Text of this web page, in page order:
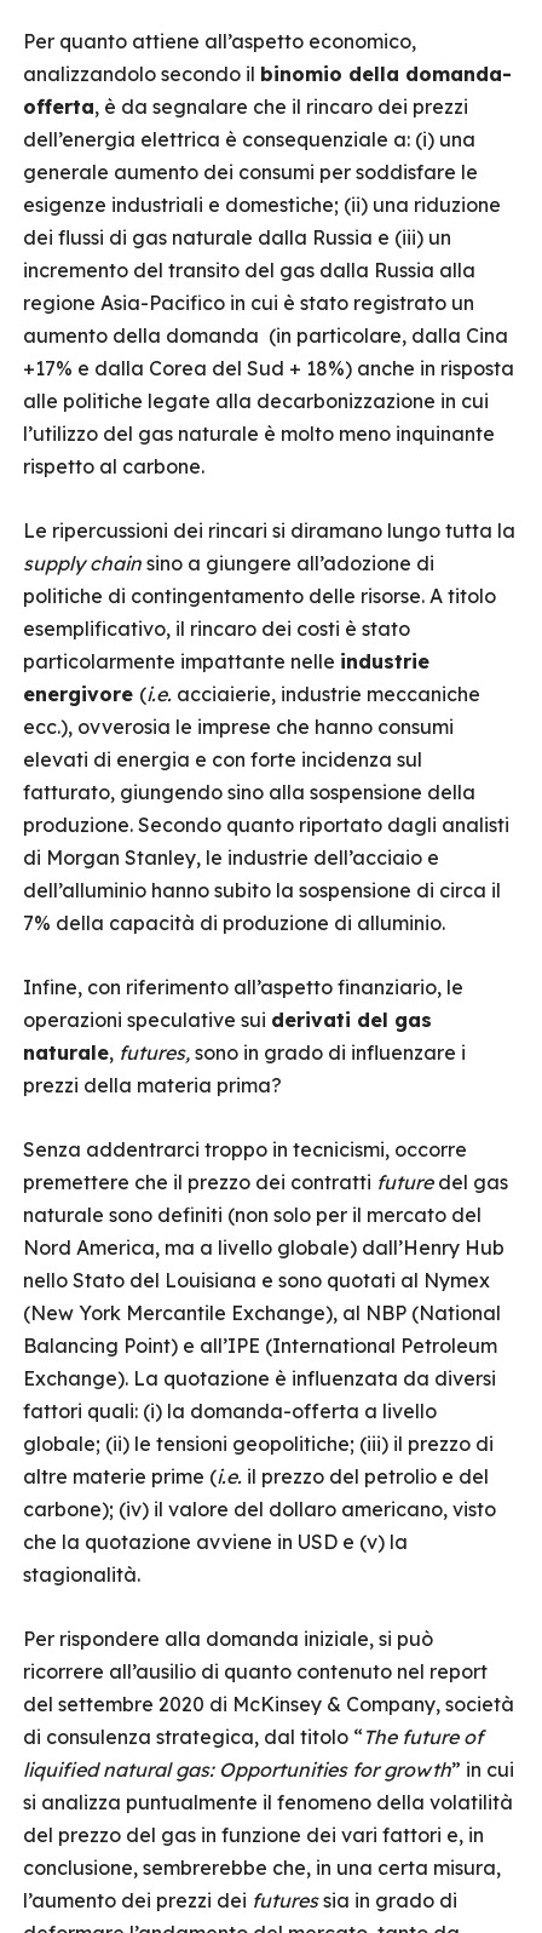
Per quanto attiene all’aspetto economico,
analizzandolo secondo il binomio della domanda-
offerta, è da segnalare che il rincaro dei prezzi
dell’energia elettrica è consequenziale a: (i) una
generale aumento dei consumi per soddisfare le
esigenze industriali e domestiche; (ii) una riduzione
dei flussi di gas naturale dalla Russia e (iii) un
incremento del transito del gas dalla Russia alla
regione Asia-Pacifico in cui è stato registrato un
aumento della domanda (in particolare, dalla Cina
+17% e dalla Corea del Sud + 18%) anche in risposta
alle politiche legate alla decarbonizzazione in cui
l’utilizzo del gas naturale è molto meno inquinante
rispetto al carbone.
Le ripercussioni dei rincari si diramano lungo tutta la
supply chain sino a giungere all’adozione di
politiche di contingentamento delle risorse. A titolo
esemplificativo, il rincaro dei costi è stato
particolarmente impattante nelle industrie
energivore (i.e. acciaierie, industrie meccaniche
ecc.), ovverosia le imprese che hanno consumi
elevati di energia e con forte incidenza sul
fatturato, giungendo sino alla sospensione della
produzione. Secondo quanto riportato dagli analisti
di Morgan Stanley, le industrie dell’acciaio e
dell’alluminio hanno subito la sospensione di circa il
7% della capacità di produzione di alluminio.
Infine, con riferimento all’aspetto finanziario, le
operazioni speculative sui derivati del gas
naturale, futures, sono in grado di influenzare i
prezzi della materia prima?
Senza addentrarci troppo in tecnicismi, occorre
premettere che il prezzo dei contratti future del gas
naturale sono definiti (non solo per il mercato del
Nord America, ma a livello globale) dall’Henry Hub
nello Stato del Louisiana e sono quotati al Nymex
(New York Mercantile Exchange), al NBP (National
Balancing Point) e all’IPE (International Petroleum
Exchange). La quotazione è influenzata da diversi
fattori quali: (i) la domanda-offerta a livello
globale; (ii) le tensioni geopolitiche; (iii) il prezzo di
altre materie prime (i.e. il prezzo del petrolio e del
carbone); (iv) il valore del dollaro americano, visto
che la quotazione avviene in USD e (v) la
stagionalità.
Per rispondere alla domanda iniziale, si può
ricorrere all’ausilio di quanto contenuto nel report
del settembre 2020 di McKinsey & Company, società
di consulenza strategica, dal titolo “ The future of
liquified natural gas: Opportunities for growth” in cui
si analizza puntualmente il fenomeno della volatilità
del prezzo del gas in funzione dei vari fattori e, in
conclusione, sembrerebbe che, in una certa misura,
l’aumento dei prezzi dei futuressia in grado di